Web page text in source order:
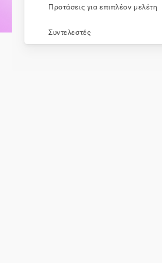
Προτάσεις για επιπλέον μελέτη
Συντελεστές